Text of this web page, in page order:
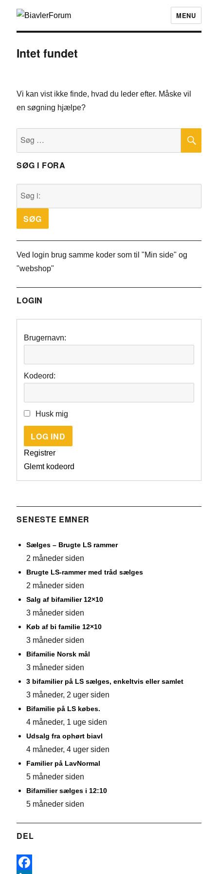
MENU
Intet fundet
Vi kan vist ikke finde, hvad du leder efter. Måske vil
en søgning hjælpe?
SØG I FORA
Ved login brug samme koder som til "Min side" og
"webshop"
LOGIN
Brugernavn:
Kodeord:
Husk mig
LOG IND
Registrer
Glemt kodeord
SENESTE EMNER
Sælges – Brugte LS rammer
2 måneder siden
Brugte LS-rammer med tråd sælges
2 måneder siden
Salg af bifamilier 12×10
3 måneder siden
Køb af bi familie 12×10
3 måneder siden
Bifamilie Norsk mål
3 måneder siden
3 bifamilier på LS sælges, enkeltvis eller samlet
3 måneder, 2 uger siden
Bifamilie på LS købes.
4 måneder, 1 uge siden
Udsalg fra ophørt biavl
4 måneder, 4 uger siden
Familier på LavNormal
5 måneder siden
Bifamilier sælges i 12:10
5 måneder siden
DEL